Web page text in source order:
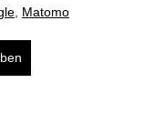
Matomo
ZT OG